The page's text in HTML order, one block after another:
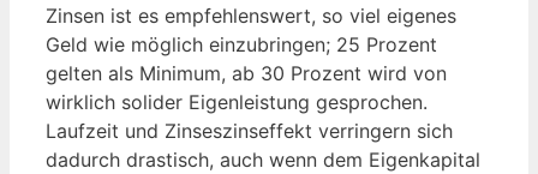
Zinsen ist es empfehlenswert, so viel eigenes
Geld wie möglich einzubringen; 25 Prozent
gelten als Minimum, ab 30 Prozent wird von
wirklich solider Eigenleistung gesprochen.
Laufzeit und Zinseszinseffekt verringern sich
dadurch drastisch, auch wenn dem Eigenkapital